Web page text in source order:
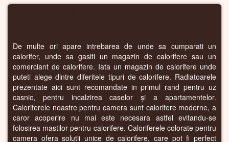
De multe ori apare intrebarea de unde sa cumparati un
calorifer, unde sa gasiti un magazin de calorifere sau un
comerciant de calorifere. Iata un magazin de calorifere unde
puteti alege dintre diferitele tipuri de calorifere. Radiatoarele
prezentate aici sunt recomandate in primul rand pentru uz
casnic, pentru incalzirea caselor și a apartamentelor.
Caloriferele noastre pentru camera sunt calorifere moderne, a
caror acoperire nu mai este necesara astfel evitandu-se
folosirea mastilor pentru calorifere. Caloriferele colorate pentru
camera ofera solutii unice de calorifere, care pot fi perfect